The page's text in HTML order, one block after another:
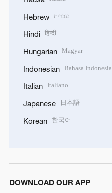
Hebrew עברית
Hindi हिन्दी
Hungarian Magyar
Indonesian Bahasa Indonesia
Italian Italiano
Japanese 日本語
Korean 한국어
DOWNLOAD OUR APP